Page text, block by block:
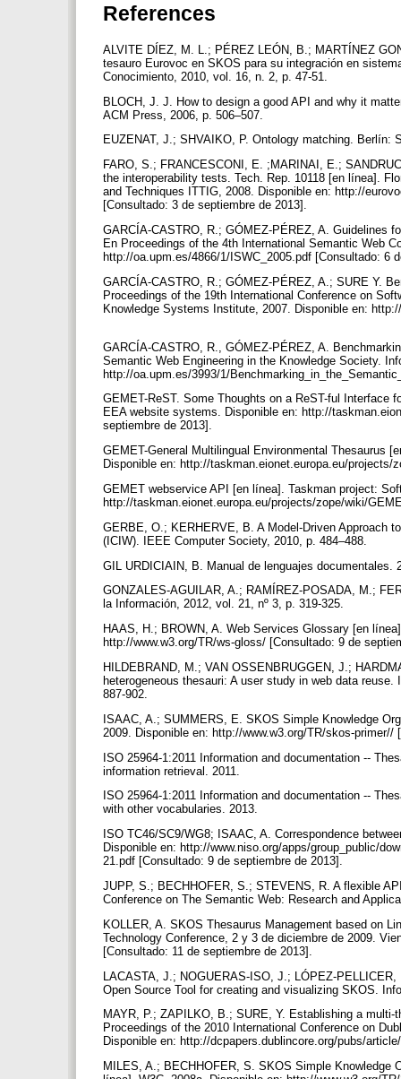
References
ALVITE DÍEZ, M. L.; PÉREZ LEÓN, B.; MARTÍNEZ
tesauro Eurovoc en SKOS para su integración en
Conocimiento, 2010, vol. 16, n. 2, p. 47-51.
BLOCH, J. J. How to design a good API and why it
ACM Press, 2006, p. 506–507.
EUZENAT, J.; SHVAIKO, P. Ontology matching. Berlín:
FARO, S.; FRANCESCONI, E. ;MARINAI, E.;
the interoperability tests. Tech. Rep. 10118 [en línea].
and Techniques ITTIG, 2008. Disponible en: http://
[Consultado: 3 de septiembre de 2013].
GARCÍA-CASTRO, R.; GÓMEZ-PÉREZ, A. Guidelines
En Proceedings of the 4th International Semantic Web
http://oa.upm.es/4866/1/ISWC_2005.pdf [Consultado: 6
GARCÍA-CASTRO, R.; GÓMEZ-PÉREZ, A.; SURE Y.
Proceedings of the 19th International Conference on
Knowledge Systems Institute, 2007. Disponible en:
GARCÍA-CASTRO, R., GÓMEZ-PÉREZ, A.
Semantic Web Engineering in the Knowledge Society.
http://oa.upm.es/3993/1/
GEMET-ReST. Some Thoughts on a ReST-ful Interface
EEA website systems. Disponible en: http://
septiembre de 2013].
GEMET-General Multilingual Environmental Thesaurus
Disponible en: http://taskman.eionet.europa.eu/
GEMET webservice API [en línea]. Taskman project:
http://taskman.eionet.europa.eu/projects/zope/wiki/
GERBE, O.; KERHERVE, B. A Model-Driven Approach
(ICIW). IEEE Computer Society, 2010, p. 484–488.
GIL URDICIAIN, B. Manual de lenguajes
GONZALES-AGUILAR, A.; RAMÍREZ-POSADA, M.;
la Información, 2012, vol. 21, nº 3, p. 319-325.
HAAS, H.; BROWN, A. Web Services Glossary [en
http://www.w3.org/TR/ws-gloss/ [Consultado: 9 de
HILDEBRAND, M.; VAN OSSENBRUGGEN, J.;
heterogeneous thesauri: A user study in web data
887-902.
ISAAC, A.; SUMMERS, E. SKOS Simple Knowledge
2009. Disponible en: http://www.w3.org/TR/skos-
ISO 25964-1:2011 Information and documentation --
information retrieval. 2011.
ISO 25964-1:2011 Information and documentation --
with other vocabularies. 2013.
ISO TC46/SC9/WG8; ISAAC, A. Correspondence
Disponible en: http://www.niso.org/apps/group_public/
21.pdf [Consultado: 9 de septiembre de 2013].
JUPP, S.; BECHHOFER, S.; STEVENS, R. A flexible
Conference on The Semantic Web: Research and
KOLLER, A. SKOS Thesaurus Management based on
Technology Conference, 2 y 3 de diciembre de 2009.
[Consultado: 11 de septiembre de 2013].
LACASTA, J.; NOGUERAS-ISO, J.; LÓPEZ-
Open Source Tool for creating and visualizing SKOS.
MAYR, P.; ZAPILKO, B.; SURE, Y. Establishing a
Proceedings of the 2010 International Conference on
Disponible en: http://dcpapers.dublincore.org/pubs/
MILES, A.; BECHHOFER, S. SKOS Simple Knowledge